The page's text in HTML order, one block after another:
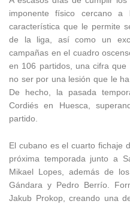
imponente físico cercano
característica que le permite
de la liga, así como un
campañas en el cuadro
en 106 partidos, una cifra
no ser por una lesión que le
De hecho, la pasada
Cordiés en Huesca,
partido.
El cubano es el cuarto fichaje
próxima temporada junto a
Mikael Lopes, además de
Gándara y Pedro Berrío.
Jakub Prokop, creando una